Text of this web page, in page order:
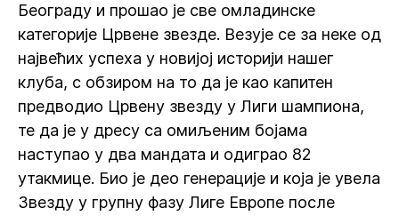
Београду и прошао је све омладинске
категорије Црвене звезде. Везује се за неке од
највећих успеха у новијој историји нашег
клуба, с обзиром на то да је као капитен
предводио Црвену звезду у Лиги шампиона,
те да је у дресу са омиљеним бојама
наступао у два мандата и одиграо 82
утакмице. Био је део генерације и која је увела
Звезду у групну фазу Лиге Европе после